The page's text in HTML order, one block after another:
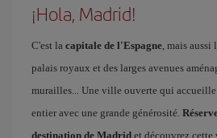
¡Hola, Madrid!
C'est la capitale de l'Espagne, mais aussi
palais royaux et des larges avenues
murailles... Une ville ouverte qui
entier avec une grande générosité.
destination de Madrid et découvrez